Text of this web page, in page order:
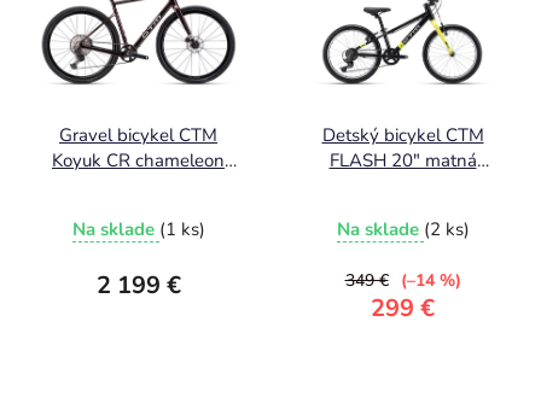
Gravel bicykel CTM
Koyuk CR chameleon
Na sklade (1 ks)
2 199 €
Detský bicykel CTM
FLASH 20" matná
Na sklade (2 ks)
299 €
349 € (–14 %)